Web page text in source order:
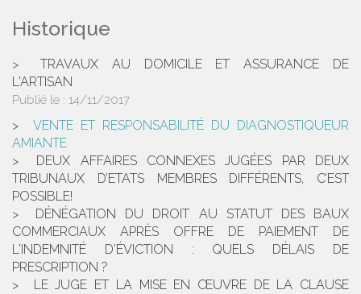
Historique
TRAVAUX AU DOMICILE ET ASSURANCE DE
L'ARTISAN
Publié le : 14/11/2017
VENTE ET RESPONSABILITÉ DU DIAGNOSTIQUEUR
AMIANTE
DEUX AFFAIRES CONNEXES JUGÉES PAR DEUX
TRIBUNAUX D’ETATS MEMBRES DIFFÉRENTS, C’EST
POSSIBLE!
DÉNÉGATION DU DROIT AU STATUT DES BAUX
COMMERCIAUX APRÈS OFFRE DE PAIEMENT DE
L'INDEMNITÉ D'ÉVICTION : QUELS DÉLAIS DE
PRESCRIPTION ?
LE JUGE ET LA MISE EN ŒUVRE DE LA CLAUSE